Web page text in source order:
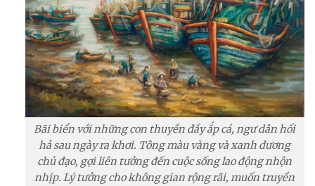
Bãi biển với những con thuyền đầy ắp cá, ngư dân hối
hả sau ngày ra khơi. Tông màu vàng và xanh dương
chủ đạo, gợi liên tưởng đến cuộc sống lao động nhộn
nhịp. Lý tưởng cho không gian rộng rãi, muốn truyền